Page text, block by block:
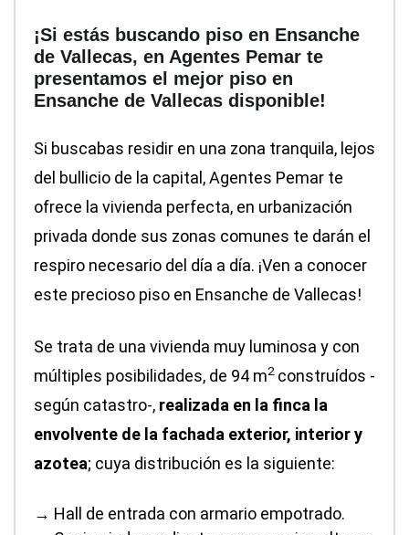
¡Si estás buscando piso en Ensanche
de Vallecas, en Agentes Pemar te
presentamos el mejor piso en
Ensanche de Vallecas disponible!
Si buscabas residir en una zona tranquila, lejos
del bullicio de la capital, Agentes Pemar te
ofrece la vivienda perfecta, en urbanización
privada donde sus zonas comunes te darán el
respiro necesario del día a día. ¡Ven a conocer
este precioso piso en Ensanche de Vallecas!
Se trata de una vivienda muy luminosa y con
múltiples posibilidades, de 94 m2 construídos -
según catastro-, realizada en la finca la
envolvente de la fachada exterior, interior y
azotea; cuya distribución es la siguiente:
→ Hall de entrada con armario empotrado.